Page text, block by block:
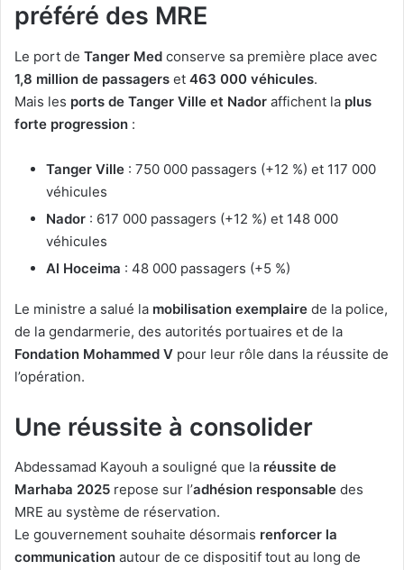
préféré des MRE
Le port de Tanger Med conserve sa première place avec
1,8 million de passagers et 463 000 véhicules.
Mais les ports de Tanger Ville et Nador affichent la plus
forte progression :
Tanger Ville : 750 000 passagers (+12 %) et 117 000
véhicules
Nador : 617 000 passagers (+12 %) et 148 000
véhicules
Al Hoceima : 48 000 passagers (+5 %)
Le ministre a salué la mobilisation exemplaire de la police,
de la gendarmerie, des autorités portuaires et de la
Fondation Mohammed V pour leur rôle dans la réussite de
l’opération.
Une réussite à consolider
Abdessamad Kayouh a souligné que la réussite de
Marhaba 2025 repose sur l’adhésion responsable des
MRE au système de réservation.
Le gouvernement souhaite désormais renforcer la
communication autour de ce dispositif tout au long de